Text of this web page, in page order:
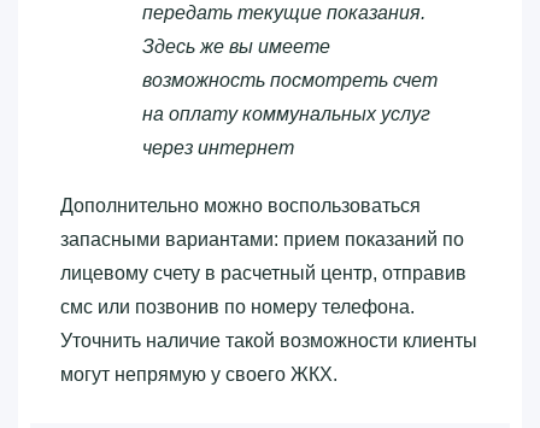
передать текущие показания.
Здесь же вы имеете
возможность посмотреть счет
на оплату коммунальных услуг
через интернет
Дополнительно можно воспользоваться
запасными вариантами: прием показаний по
лицевому счету в расчетный центр, отправив
смс или позвонив по номеру телефона.
Уточнить наличие такой возможности клиенты
могут непрямую у своего ЖКХ.